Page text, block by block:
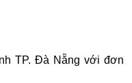
TP. Đà Nẵng với đơn